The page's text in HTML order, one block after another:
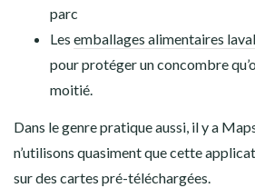
parc
Les emballages alimentaires
pour protéger un concombre
moitié.
Dans le genre pratique aussi, il y a
n’utilisons quasiment que cette
sur des cartes pré-téléchargées.